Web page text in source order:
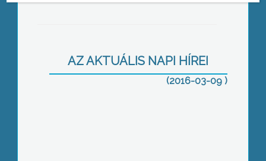
AZ AKTUÁLIS NAPI HÍREI
(2016-03-09 )
Kivágták a fasort